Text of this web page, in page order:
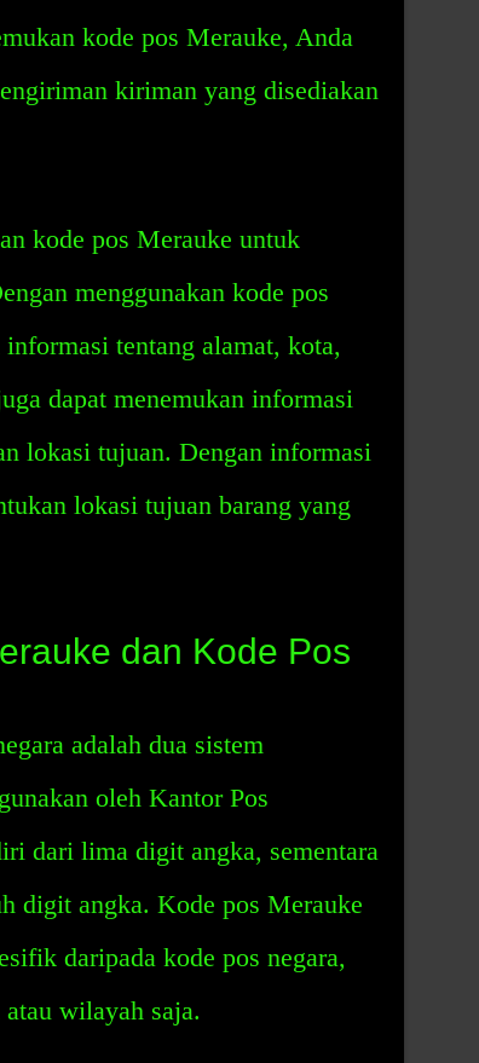
kode pos Merauke, Anda
kiriman yang disediakan
kode pos Merauke untuk
menggunakan kode pos
tentang alamat, kota,
dapat menemukan informasi
lokasi tujuan. Dengan informasi
lokasi tujuan barang yang
dan Kode Pos
adalah dua sistem
oleh Kantor Pos
dari lima digit angka, sementara
digit angka. Kode pos Merauke
daripada kode pos negara,
wilayah saja.